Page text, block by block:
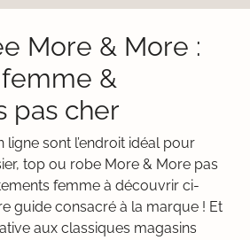
More & More :
&
pas cher
ligne sont l’endroit idéal pour
top ou robe More & More pas
femme à découvrir ci-
guide consacré à la marque ! Et
aux classiques magasins